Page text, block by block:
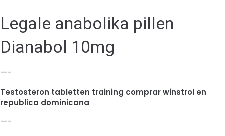
Legale anabolika pillen
Dianabol 10mg
—-
Testosteron tabletten training comprar winstrol en
republica dominicana
—-